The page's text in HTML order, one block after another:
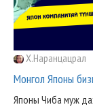
Х.Наранцацрал
Монгол Японы
Японы Чиба муж